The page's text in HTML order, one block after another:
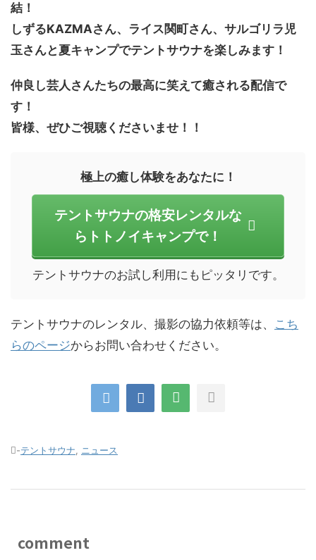
結！
しずるKAZMAさん、ライス関町さん、サルゴリラ児
玉さんと夏キャンプでテントサウナを楽しみます！
仲良し芸人さんたちの最高に笑えて癒される配信で
す！
皆様、ぜひご視聴くださいませ！！
極上の癒し体験をあなたに！
テントサウナの格安レンタルな
らトトノイキャンプで！
テントサウナのお試し利用にもピッタリです。
テントサウナのレンタル、撮影の協力依頼等は、 こち
らのページからお問い合わせください。
-テントサウナ ニュース
comment